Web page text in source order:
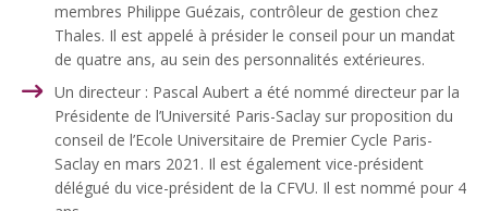
membres Philippe Guézais, contrôleur de gestion chez
Thales. Il est appelé à présider le conseil pour un mandat
de quatre ans, au sein des personnalités extérieures.
Un directeur : Pascal Aubert a été nommé directeur par la
Présidente de l’Université Paris-Saclay sur proposition du
conseil de l’Ecole Universitaire de Premier Cycle Paris-
Saclay en mars 2021. Il est également vice-président
délégué du vice-président de la CFVU. Il est nommé pour 4